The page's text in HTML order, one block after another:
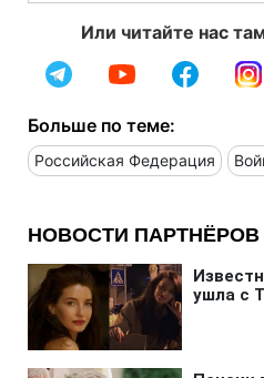
Или читайте нас
Больше по теме:
Российская Федерация